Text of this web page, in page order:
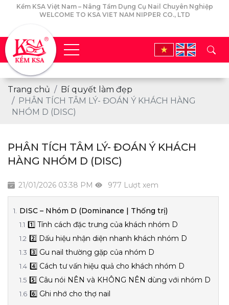
Kềm KSA Việt Nam – Nâng Tầm Dụng Cụ Nail Chuyên Nghiệp
WELCOME TO KSA VIET NAM NIPPER CO., LTD
Trang chủ
Bí quyết làm đẹp
PHÂN TÍCH TÂM LÝ- ĐOÁN Ý KHÁCH HÀNG
NHÓM D (DISC)
PHÂN TÍCH TÂM LÝ- ĐOÁN Ý KHÁCH
HÀNG NHÓM D (DISC)
21/01/2026 03:38 PM 977 Lượt xem
DISC – Nhóm D (Dominance | Thống trị)
1️⃣ Tính cách đặc trưng của khách nhóm D
2️⃣ Dấu hiệu nhận diện nhanh khách nhóm D
3️⃣ Gu nail thường gặp của nhóm D
4️⃣ Cách tư vấn hiệu quả cho khách nhóm D
5️⃣ Câu nói NÊN và KHÔNG NÊN dùng với nhóm D
6️⃣ Ghi nhớ cho thợ nail